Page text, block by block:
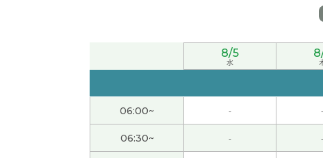
对！今天的内容开始的时候，我觉得有点难，但
我平时不那么读小说之类的文章。中国的散文等
的北方的饮食习惯感动了。
不好意思。我开始的时候没发现。开始之后不久
8/5
水
06:00~ - -
06:30~ - -